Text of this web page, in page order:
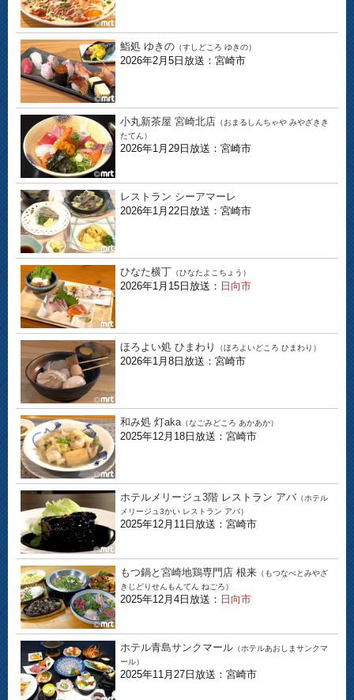
鮨処 ゆきの （すしどころ ゆきの）
2026年2月5日放送：宮崎市
小丸新茶屋 宮崎北店 （おまるしんちゃや みやざきき
たてん）
2026年1月29日放送：宮崎市
レストラン シーアマーレ
2026年1月22日放送：宮崎市
ひなた横丁 （ひなたよこちょう）
2026年1月15日放送： 日向市
ほろよい処 ひまわり （ほろよいどころ ひまわり）
2026年1月8日放送：宮崎市
和み処 灯aka （なごみどころ あかあか）
2025年12月18日放送：宮崎市
ホテルメリージュ3階 レストラン アバ （ホテル
メリージュ3かい レストラン アバ）
2025年12月11日放送：宮崎市
もつ鍋と宮崎地鶏専門店 根来 （もつなべとみやざ
きじどりせんもんてん ねごろ）
2025年12月4日放送： 日向市
ホテル青島サンクマール （ホテルあおしまサンクマ
ール）
2025年11月27日放送：宮崎市